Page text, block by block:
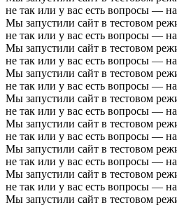
не так или у вас есть вопросы —
Мы запустили сайт в тестовом
не так или у вас есть вопросы —
Мы запустили сайт в тестовом
не так или у вас есть вопросы —
Мы запустили сайт в тестовом
не так или у вас есть вопросы —
Мы запустили сайт в тестовом
не так или у вас есть вопросы —
Мы запустили сайт в тестовом
не так или у вас есть вопросы —
Мы запустили сайт в тестовом
не так или у вас есть вопросы —
Мы запустили сайт в тестовом
не так или у вас есть вопросы —
Мы запустили сайт в тестовом